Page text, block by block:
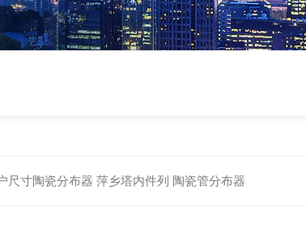
尺寸陶瓷分布器 萍乡塔内件列 陶瓷管分布器